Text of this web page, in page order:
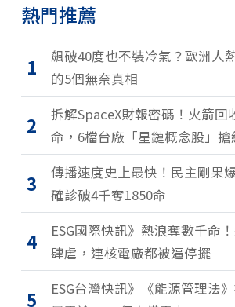
熱門推薦
1
飆破40度也不裝冷氣？歐洲人
的5個無奈真相
2
拆解SpaceX財報密碼！火箭回
命，6檔台廠「星鏈概念股」搶
3
傳播速度史上最快！民主剛果
確診破4千奪1850命
4
ESG國際快訊》熱浪奪數千命
肆虐，連核電廠都被逼停擺
5
ESG台灣快訊》《能源管理法